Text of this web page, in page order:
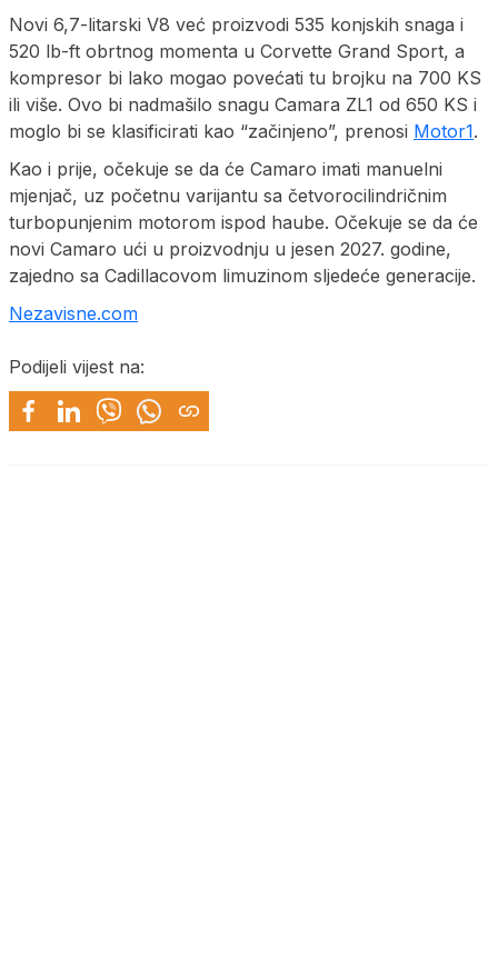
Novi 6,7-litarski V8 već proizvodi 535 konjskih snaga i
520 lb-ft obrtnog momenta u Corvette Grand Sport, a
kompresor bi lako mogao povećati tu brojku na 700 KS
ili više. Ovo bi nadmašilo snagu Camara ZL1 od 650 KS i
moglo bi se klasificirati kao “začinjeno”, prenosi Motor1.
Kao i prije, očekuje se da će Camaro imati manuelni
mjenjač, uz početnu varijantu sa četvorocilindričnim
turbopunjenim motorom ispod haube. Očekuje se da će
novi Camaro ući u proizvodnju u jesen 2027. godine,
zajedno sa Cadillacovom limuzinom sljedeće generacije.
Nezavisne.com
Podijeli vijest na: